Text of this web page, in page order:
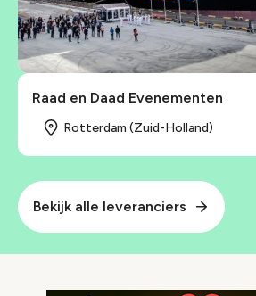
Raad en Daad Evenementen
Rotterdam (Zuid-Holland)
Bekijk alle leveranciers